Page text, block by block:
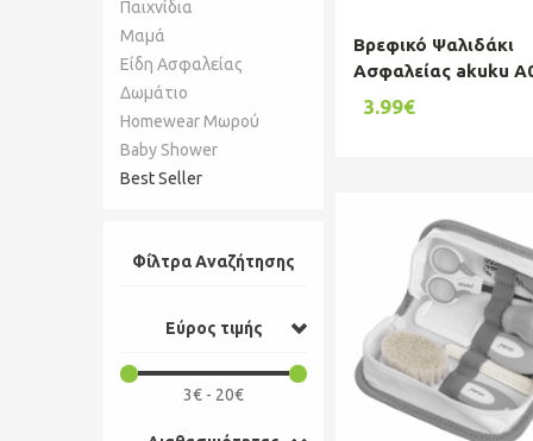
Παιχνίδια
Μαμά
Είδη Ασφαλείας
Δωμάτιο
Homewear Μωρού
Baby Shower
Best Seller
Φίλτρα Αναζήτησης
Εύρος τιμής
3€ - 20€
Βρεφικό Ψαλιδάκι
Ασφαλείας akuku
3.99€